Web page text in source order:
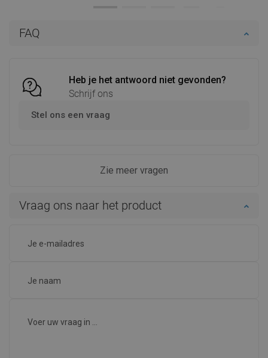
FAQ
Heb je het antwoord niet gevonden?
Schrijf ons
Stel ons een vraag
Zie meer vragen
Vraag ons naar het product